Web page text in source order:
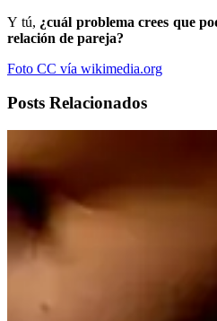
Y tú, ¿cuál problema crees que
relación de pareja?
Foto CC vía wikimedia.org
Posts Relacionados